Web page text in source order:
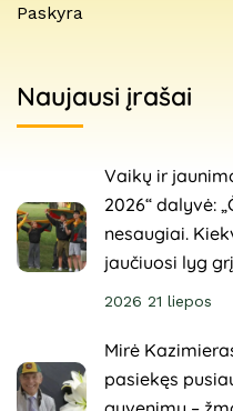
Paskyra
Naujausi įrašai
Vaikų ir
2026“ dalyvė:
nesaugiai.
jaučiuosi lyg
2026 21 liepos
Mirė
pasiekęs